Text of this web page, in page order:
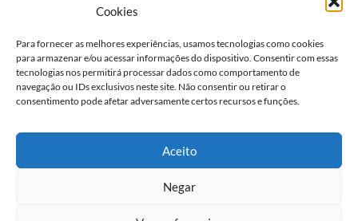
Cookies
Para fornecer as melhores experiências, usamos tecnologias como cookies
para armazenar e/ou acessar informações do dispositivo. Consentir com essas
tecnologias nos permitirá processar dados como comportamento de
navegação ou IDs exclusivos neste site. Não consentir ou retirar o
consentimento pode afetar adversamente certos recursos e funções.
Aceito
Negar
Últimas notícias
STF julga recursos contra partes da decisão que
anulou marco temporal
Redação 07/08/2026